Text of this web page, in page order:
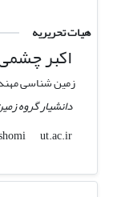
هیات تحریریه
اکبر
زمین شناسی
دانشیار گروه
a.cheshomi
ut.ac.ir